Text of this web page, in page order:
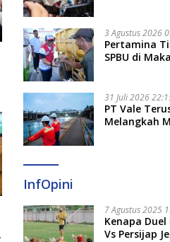
3 Agustus 2026
Pertamina
SPBU di
31 Juli 2026
PT Vale
Melangkah
InfOpini
7 Agustus 2025
Kenapa Duel
Vs Persijap